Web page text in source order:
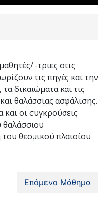
-τριες στις
τις πηγές και την
δικαιώματα και τις
θαλάσσιας ασφάλισης.
και οι συγκρούσεις
θαλάσσιου
θεσμικού πλαισίου
Επόμενο Μάθημα